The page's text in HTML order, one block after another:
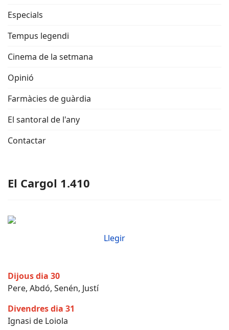
Especials
Tempus legendi
Cinema de la setmana
Opinió
Farmàcies de guàrdia
El santoral de l'any
Contactar
El Cargol 1.410
Llegir
Dijous dia 30
Pere, Abdó, Senén, Justí
Divendres dia 31
Ignasi de Loiola